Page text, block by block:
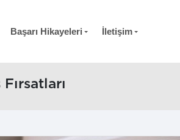
Başarı Hikayeleri İletişim